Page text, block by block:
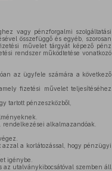
vagy pénzforgalmi szolgáltatási
összefüggő és egyéb, szorosan
művelet tárgyát képező pénz
rendszer működtetése vonatkozó
az ügyfele számára a következő
fizetési művelet teljesítéséhez
tartott pénzeszközből,
rendelkezései alkalmazandóak.
a korlátozással, hogy pénzügyi
igénybe.
utalványkibocsátóval szemben áll